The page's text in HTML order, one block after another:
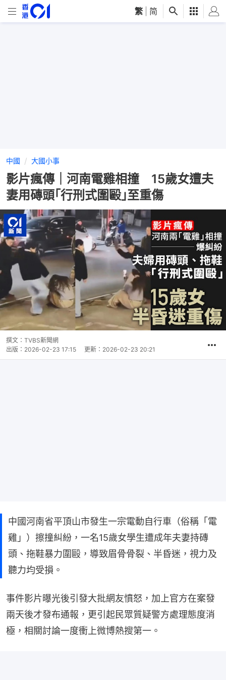
繁 简
中國 大國小事
影片瘋傳｜河南電雞相撞 15歲女遭夫
妻用磚頭｢行刑式圍毆｣至重傷
撰文： TVBS新聞網
出版： 2026-02-23 17:15 更新： 2026-02-23 20:21
中國河南省平頂山市發生一宗電動自行車（俗稱「電
雞」）擦撞糾紛，一名15歲女學生遭成年夫妻持磚
頭、拖鞋暴力圍毆，導致眉骨骨裂、半昏迷，視力及
聽力均受損。
事件影片曝光後引發大批網友憤怒，加上官方在案發
兩天後才發布通報，更引起民眾質疑警方處理態度消
極，相關討論一度衝上微博熱搜第一。